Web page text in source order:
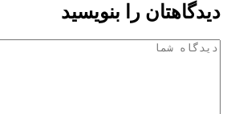
دیدگاهتان را بنویسید